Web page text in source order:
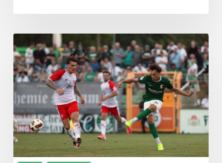
Pleite:
Chemie
kassiert
späten
Knockout
gegen
Halle